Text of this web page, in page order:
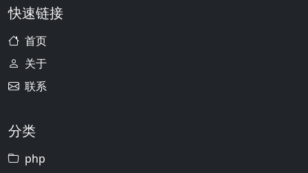
快速链接
首页
关于
联系
分类
php